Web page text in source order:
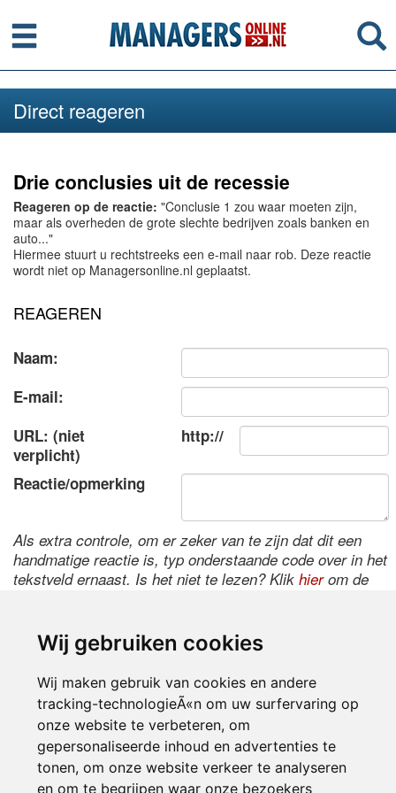
Wij gebruiken cookies
Wij maken gebruik van cookies en andere
tracking-technologieÃ«n om uw surfervaring op
onze website te verbeteren, om
gepersonaliseerde inhoud en advertenties te
tonen, om onze website verkeer te analyseren
en om te begrijpen waar onze bezoekers
Menu
Direct reageren
Drie conclusies uit de recessie
Reageren op de reactie: "Conclusie 1 zou waar moeten zijn,
maar als overheden de grote slechte bedrijven zoals banken en
auto..."
Hiermee stuurt u rechtstreeks een e-mail naar rob. Deze reactie
wordt niet op Managersonline.nl geplaatst.
REAGEREN
Naam:
E-mail:
URL: (niet
verplicht)
http://
Reactie/opmerking
Als extra controle, om er zeker van te zijn dat dit een
handmatige reactie is, typ onderstaande code over in het
tekstveld ernaast. Is het niet te lezen? Klik hierom de